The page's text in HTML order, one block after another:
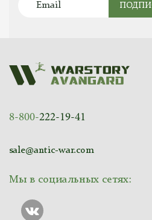
8-800-222-19-41
sale@antic-war.com
Мы в социальных сетях: